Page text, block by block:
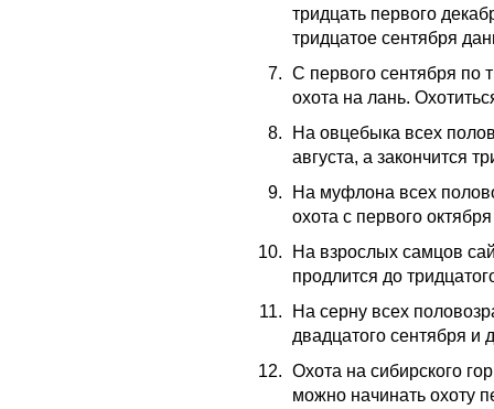
тридцать первого
тридцатое сентября
С первого сентября по
охота на лань.
На овцебыка всех
августа, а закончится
На муфлона всех
охота с первого
На взрослых самцов
продлится до
На серну всех
двадцатого сентября и
Охота на сибирского
можно начинать охоту